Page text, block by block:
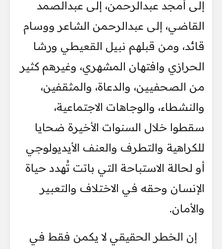
إلى أمجد عبدالرحمن، إلى عبدالصمد
القاضي، إلى عبدالرحمن الشاعر ووسام
قائد، ومن قبلهم نبيل القعيطي ورشا
الحرازي وافتهان المشهري، وغيرهم كثير
من الصحفيين، والدعاة، والمثقفين،
والنشطاء، والوجاهات الاجتماعية،
سقطوا خلال السنوات الأخيرة ضحايا
للكراهية والتطرف والعنف الأيديولوجي
أو لحالة الاستباحة التي باتت تُهدد حياة
الإنسان وحقه في الاختلاف والتعبير
والأمان.
إن الخطر الحقيقي لا يكمن فقط في